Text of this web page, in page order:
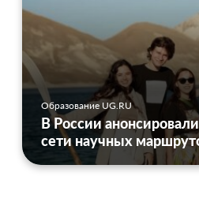
Образование UG.RU
В России
сети научных